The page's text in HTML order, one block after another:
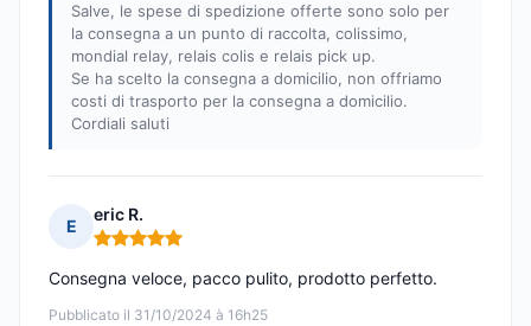
Salve, le spese di spedizione offerte sono solo per
la consegna a un punto di raccolta, colissimo,
mondial relay, relais colis e relais pick up.
Se ha scelto la consegna a domicilio, non offriamo
costi di trasporto per la consegna a domicilio.
Cordiali saluti
E
eric R.
Nota: 5 su 5
Pubblicato il 31/10/2024 à 16h25
Consegna veloce, pacco pulito, prodotto perfetto.